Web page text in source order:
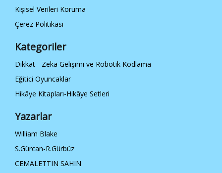
/ elitkitap
Kişisel Verileri Koruma
Çerez Politikası
Kategoriler
Dikkat - Zeka Gelişimi ve Robotik Kodlama
Eğitici Oyuncaklar
Hikâye Kitapları-Hikâye Setleri
Yazarlar
William Blake
S.Gürcan-R.Gürbüz
CEMALETTIN SAHIN